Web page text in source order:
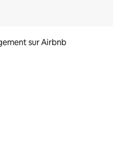
sur Airbnb